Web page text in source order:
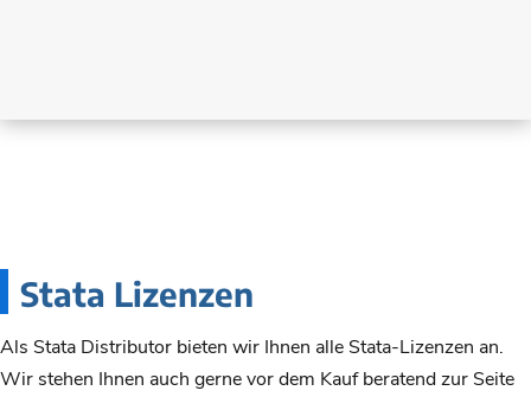
Stata Lizenzen
Als Stata Distributor bieten wir Ihnen alle Stata-Lizenzen an.
Wir stehen Ihnen auch gerne vor dem Kauf beratend zur Seite